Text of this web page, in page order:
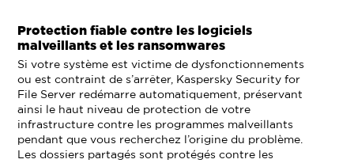
Protection fiable contre les logiciels
malveillants et les ransomwares
Si votre système est victime de dysfonctionnements
ou est contraint de s’arrêter, Kaspersky Security for
File Server redémarre automatiquement, préservant
ainsi le haut niveau de protection de votre
infrastructure contre les programmes malveillants
pendant que vous recherchez l’origine du problème.
Les dossiers partagés sont protégés contre les